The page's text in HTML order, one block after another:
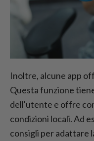
Inoltre, alcune app
Questa funzione
dell'utente e offre
condizioni locali. Ad
consigli per adattare